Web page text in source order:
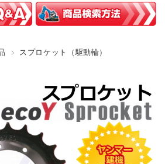
スプロケット（駆動輪）